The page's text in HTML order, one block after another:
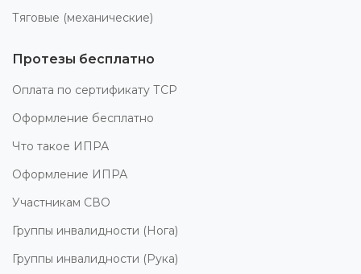
Тяговые (механические)
Протезы бесплатно
Оплата по сертификату ТСР
Оформление бесплатно
Что такое ИПРА
Оформление ИПРА
Участникам СВО
Группы инвалидности (Нога)
Группы инвалидности (Рука)